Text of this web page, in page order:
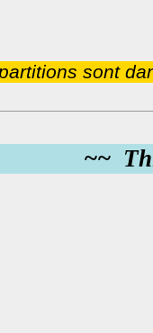
sont
~~